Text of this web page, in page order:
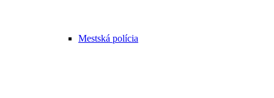
Mestská polícia